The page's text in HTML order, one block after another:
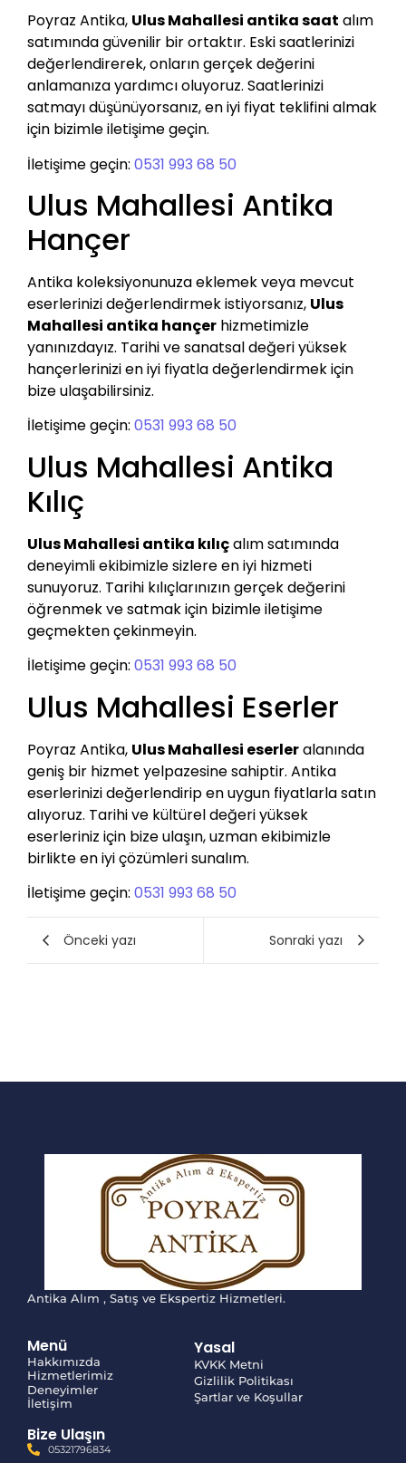
Poyraz Antika, Ulus Mahallesi antika saat alım
satımında güvenilir bir ortaktır. Eski saatlerinizi
değerlendirerek, onların gerçek değerini
anlamanıza yardımcı oluyoruz. Saatlerinizi
satmayı düşünüyorsanız, en iyi fiyat teklifini almak
için bizimle iletişime geçin.
İletişime geçin: 0531 993 68 50
Ulus Mahallesi Antika
Hançer
Antika koleksiyonunuza eklemek veya mevcut
eserlerinizi değerlendirmek istiyorsanız, Ulus
Mahallesi antika hançer hizmetimizle
yanınızdayız. Tarihi ve sanatsal değeri yüksek
hançerlerinizi en iyi fiyatla değerlendirmek için
bize ulaşabilirsiniz.
İletişime geçin: 0531 993 68 50
Ulus Mahallesi Antika
Kılıç
Ulus Mahallesi antika kılıçalım satımında
deneyimli ekibimizle sizlere en iyi hizmeti
sunuyoruz. Tarihi kılıçlarınızın gerçek değerini
öğrenmek ve satmak için bizimle iletişime
geçmekten çekinmeyin.
İletişime geçin: 0531 993 68 50
Ulus Mahallesi Eserler
Poyraz Antika, Ulus Mahallesi eserleralanında
geniş bir hizmet yelpazesine sahiptir. Antika
eserlerinizi değerlendirip en uygun fiyatlarla satın
alıyoruz. Tarihi ve kültürel değeri yüksek
eserleriniz için bize ulaşın, uzman ekibimizle
birlikte en iyi çözümleri sunalım.
İletişime geçin: 0531 993 68 50
Önceki yazı Sonraki yazı
Antika Alım , Satış ve Ekspertiz Hizmetleri.
Menü
Hakkımızda
Hizmetlerimiz
Deneyimler
İletişim
Yasal
KVKK Metni
Gizlilik Politikası
Şartlar ve Koşullar
Bize Ulaşın
05321796834